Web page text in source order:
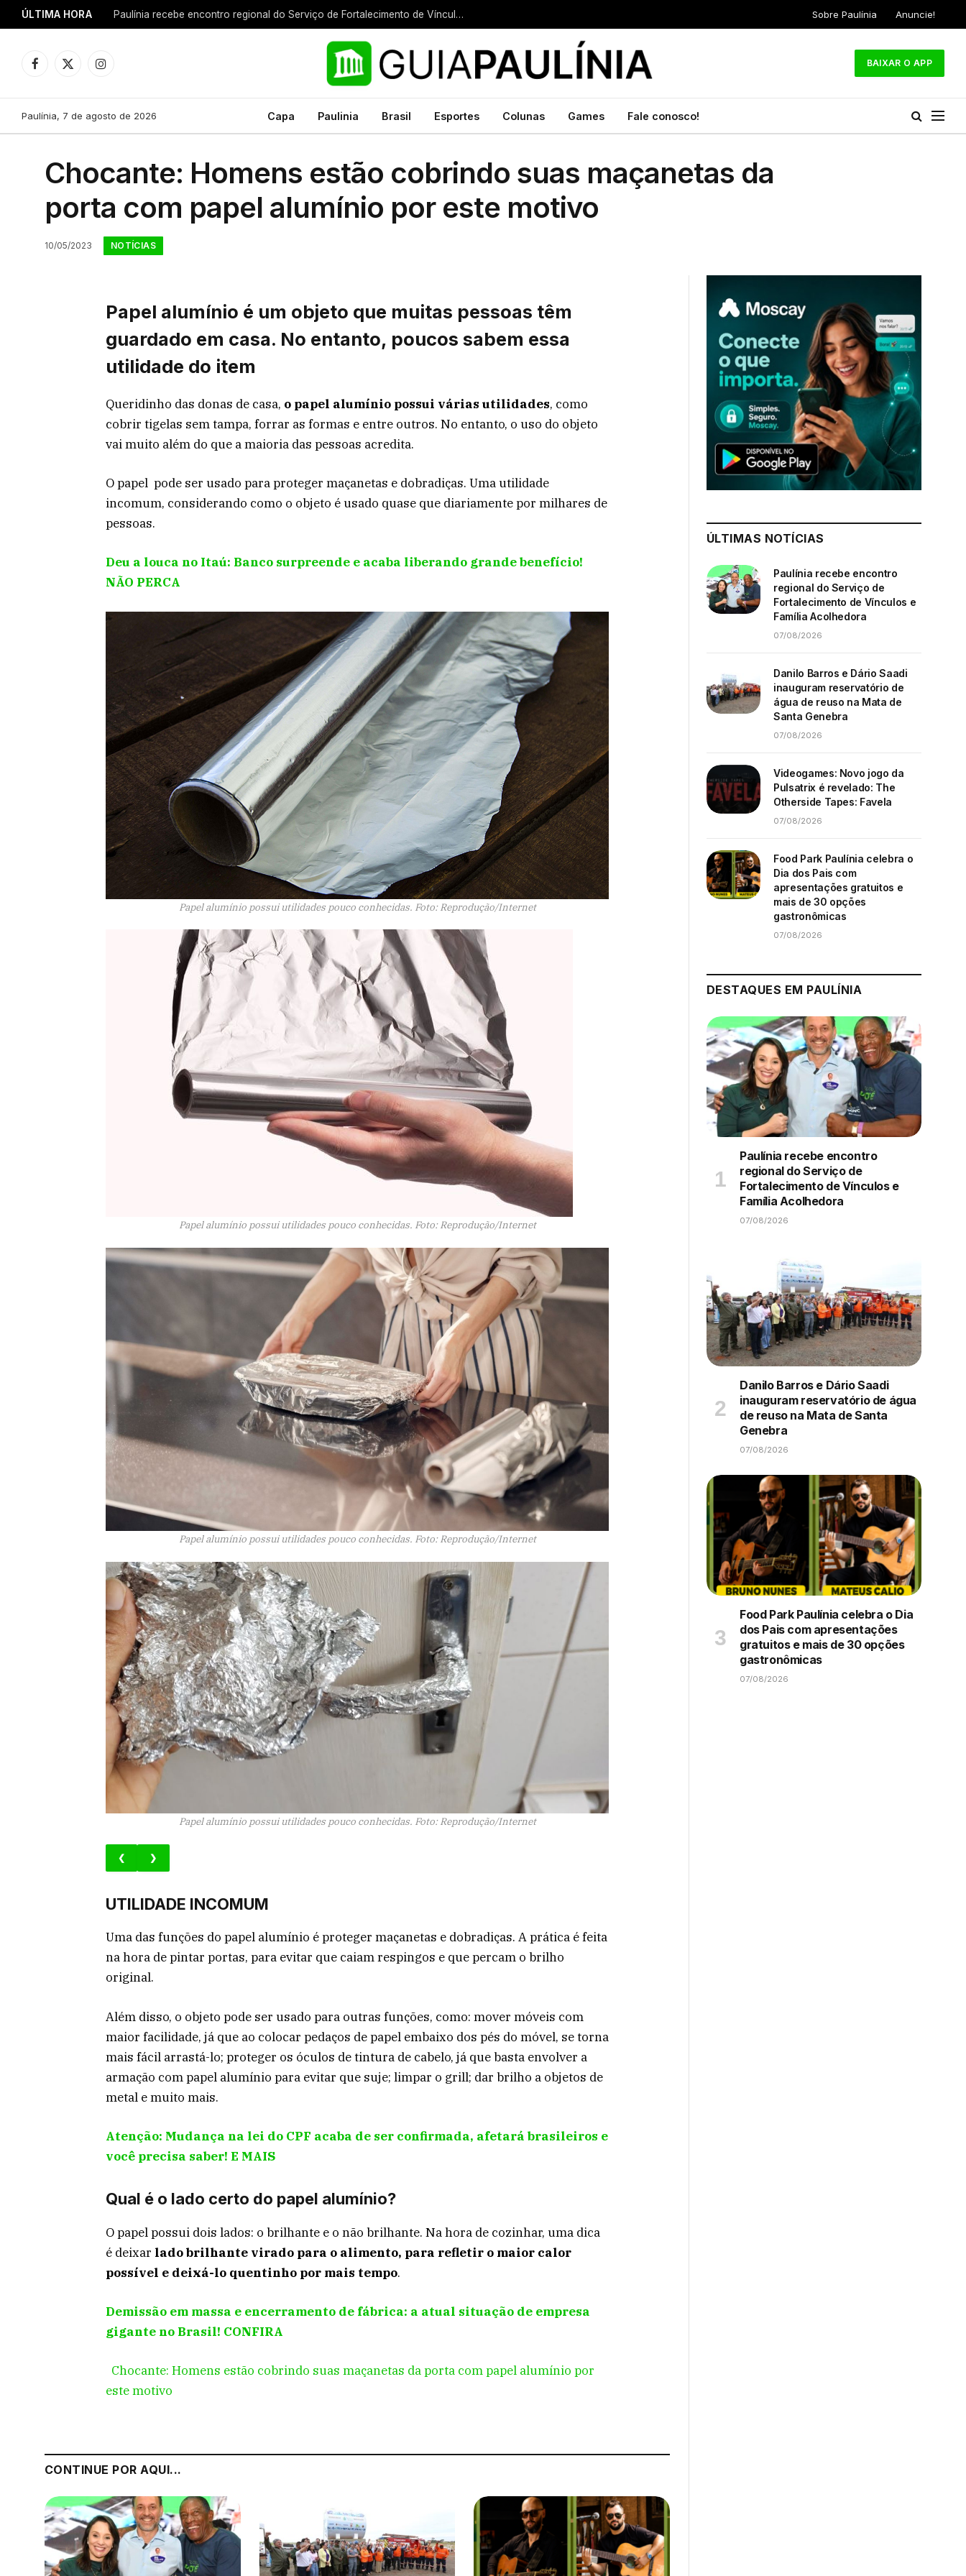
ÚLTIMA HORA Paulínia recebe encontro regional do Serviço de Fortalecimento de Vínculos e Família Acolhedora Sobre Paulínia Anuncie!
Facebook
X
Instagram
BAIXAR O APP
Paulínia, 7 de agosto de 2026 Capa Paulinia Brasil Esportes Colunas Games Fale conosco!
Chocante: Homens estão cobrindo suas maçanetas da
porta com papel alumínio por este motivo
10/05/2023 NOTÍCIAS
Papel alumínio é um objeto que muitas pessoas têm
guardado em casa. No entanto, poucos sabem essa
utilidade do item
Queridinho das donas de casa, o papel alumínio possui várias utilidades, como
cobrir tigelas sem tampa, forrar as formas e entre outros. No entanto, o uso do objeto
vai muito além do que a maioria das pessoas acredita.
O papel pode ser usado para proteger maçanetas e dobradiças. Uma utilidade
incomum, considerando como o objeto é usado quase que diariamente por milhares de
pessoas.
Deu a louca no Itaú: Banco surpreende e acaba liberando grande benefício!
NÃO PERCA
Papel alumínio possui utilidades pouco conhecidas. Foto: Reprodução/Internet
Papel alumínio possui utilidades pouco conhecidas. Foto: Reprodução/Internet
Papel alumínio possui utilidades pouco conhecidas. Foto: Reprodução/Internet
Papel alumínio possui utilidades pouco conhecidas. Foto: Reprodução/Internet
❮ ❯
UTILIDADE INCOMUM
Uma das funções do papel alumínio é proteger maçanetas e dobradiças. A prática é feita
na hora de pintar portas, para evitar que caiam respingos e que percam o brilho
original.
Além disso, o objeto pode ser usado para outras funções, como: mover móveis com
maior facilidade, já que ao colocar pedaços de papel embaixo dos pés do móvel, se torna
mais fácil arrastá-lo; proteger os óculos de tintura de cabelo, já que basta envolver a
armação com papel alumínio para evitar que suje; limpar o grill; dar brilho a objetos de
metal e muito mais.
Atenção: Mudança na lei do CPF acaba de ser confirmada, afetará brasileiros e
você precisa saber! E MAIS
Qual é o lado certo do papel alumínio?
O papel possui dois lados: o brilhante e o não brilhante. Na hora de cozinhar, uma dica
é deixar lado brilhante virado para o alimento, para refletir o maior calor
possível e deixá-lo quentinho por mais tempo.
Demissão em massa e encerramento de fábrica: a atual situação de empresa
gigante no Brasil! CONFIRA
Chocante: Homens estão cobrindo suas maçanetas da porta com papel alumínio por
este motivo
CONTINUE POR AQUI...
ÚLTIMAS NOTÍCIAS
Paulínia recebe encontro
regional do Serviço de
Fortalecimento de Vínculos e
Família Acolhedora
07/08/2026
Danilo Barros e Dário Saadi
inauguram reservatório de
água de reuso na Mata de
Santa Genebra
07/08/2026
Videogames: Novo jogo da
Pulsatrix é revelado: The
Otherside Tapes: Favela
07/08/2026
Food Park Paulínia celebra o
Dia dos Pais com
apresentações gratuitos e
mais de 30 opções
gastronômicas
07/08/2026
DESTAQUES EM PAULÍNIA
Paulínia recebe encontro
regional do Serviço de
Fortalecimento de Vínculos e
Família Acolhedora
07/08/2026
Danilo Barros e Dário Saadi
inauguram reservatório de água
de reuso na Mata de Santa
Genebra
07/08/2026
Food Park Paulínia celebra o Dia
dos Pais com apresentações
gratuitos e mais de 30 opções
gastronômicas
07/08/2026